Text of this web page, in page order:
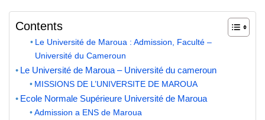
Contents
Le Université de Maroua : Admission, Faculté –
Université du Cameroun
Le Université de Maroua – Université du cameroun
MISSIONS DE L’UNIVERSITE DE MAROUA
Ecole Normale Supérieure Université de Maroua
Admission a ENS de Maroua